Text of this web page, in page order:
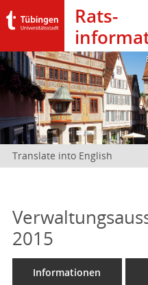
Rats­
Translate into English
2015
Informationen